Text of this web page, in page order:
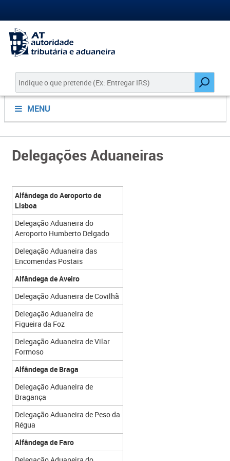
MENU
Delegações Aduaneiras
Alfândega do Aeroporto de
Lisboa
Delegação Aduaneira do
Aeroporto Humberto Delgado
Delegação Aduaneira das
Encomendas Postais
Alfândega de Aveiro
Delegação Aduaneira de Covilhã
Delegação Aduaneira de
Figueira da Foz
Delegação Aduaneira de Vilar
Formoso
Alfândega de Braga
Delegação Aduaneira de
Bragança
Delegação Aduaneira de Peso da
Régua
Alfândega de Faro